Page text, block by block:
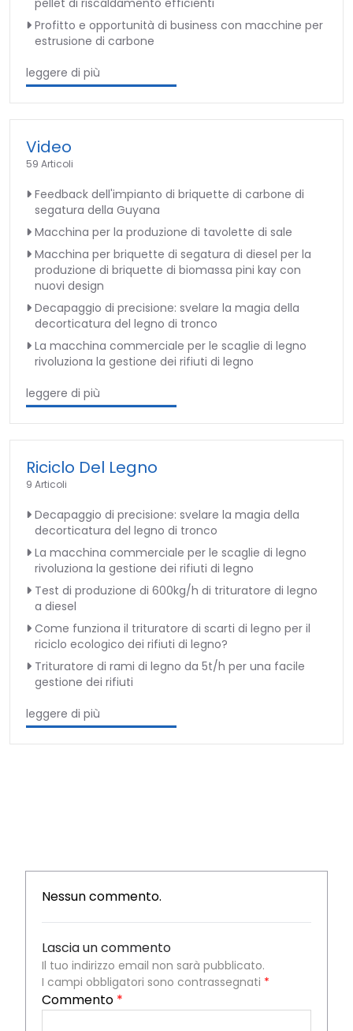
pellet di riscaldamento efficienti
Profitto e opportunità di business con macchine per
estrusione di carbone
leggere di più
Video
59 Articoli
Feedback dell'impianto di briquette di carbone di
segatura della Guyana
Macchina per la produzione di tavolette di sale
Macchina per briquette di segatura di diesel per la
produzione di briquette di biomassa pini kay con
nuovi design
Decapaggio di precisione: svelare la magia della
decorticatura del legno di tronco
La macchina commerciale per le scaglie di legno
rivoluziona la gestione dei rifiuti di legno
leggere di più
Riciclo Del Legno
9 Articoli
Decapaggio di precisione: svelare la magia della
decorticatura del legno di tronco
La macchina commerciale per le scaglie di legno
rivoluziona la gestione dei rifiuti di legno
Test di produzione di 600kg/h di trituratore di legno
a diesel
Come funziona il trituratore di scarti di legno per il
riciclo ecologico dei rifiuti di legno?
Trituratore di rami di legno da 5t/h per una facile
gestione dei rifiuti
leggere di più
Nessun commento.
Lascia un commento
Il tuo indirizzo email non sarà pubblicato.
I campi obbligatori sono contrassegnati *
Commento *